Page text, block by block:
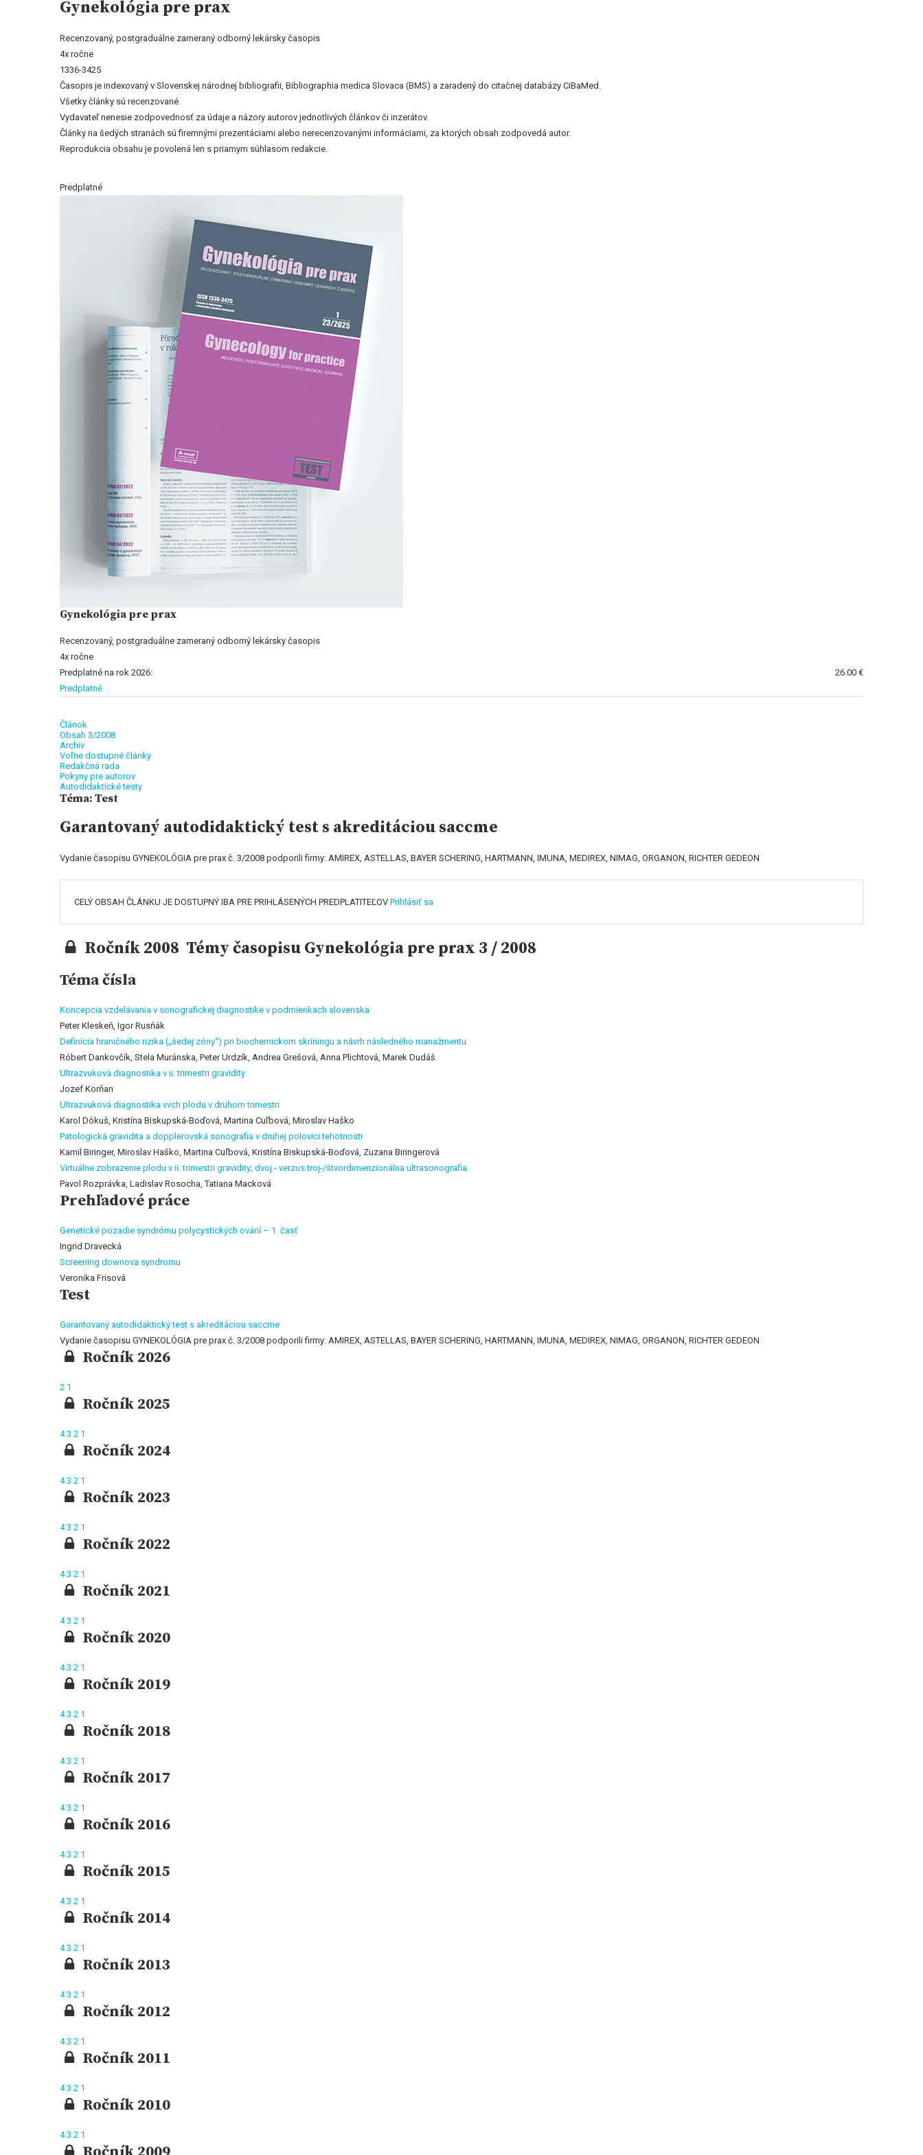
Gynekológia pre prax
Recenzovaný, postgraduálne zameraný odborný lekársky časopis
4x ročne
1336-3425
Časopis je indexovaný v Slovenskej národnej bibliografii, Bibliographia medica Slovaca (BMS) a zaradený do citačnej databázy CiBaMed.
Všetky články sú recenzované.
Vydavateľ nenesie zodpovednosť za údaje a názory autorov jednotlivých článkov či inzerátov.
Články na šedých stranách sú firemnými prezentáciami alebo nerecenzovanými informáciami, za ktorých obsah zodpovedá autor.
Reprodukcia obsahu je povolená len s priamym súhlasom redakcie.
Predplatné
Gynekológia pre prax
Recenzovaný, postgraduálne zameraný odborný lekársky časopis
4x ročne
Predplatné na rok 2026:
26.00 €
Predplatné
Článok
Obsah 3/2008
Archív
Voľne dostupné články
Redakčná rada
Pokyny pre autorov
Autodidaktické testy
Téma: Test
Garantovaný autodidaktický test s akreditáciou saccme
Vydanie časopisu GYNEKOLÓGIA pre prax č. 3/2008 podporili firmy: AMIREX, ASTELLAS, BAYER SCHERING, HARTMANN, IMUNA, MEDIREX, NIMAG, ORGANON, RICHTER GEDEON
CELÝ OBSAH ČLÁNKU JE DOSTUPNÝ IBA PRE PRIHLÁSENÝCH PREDPLATITEĽOV Prihlásiť sa
Ročník 2008 Témy časopisu Gynekológia pre prax 3 / 2008
Téma čísla
Koncepcia vzdelávania v sonografickej diagnostike v podmienkach slovenska
Peter Kleskeň, Igor Rusňák
Definícia hraničného rizika („šedej zóny“) pri biochemickom skríningu a návrh následného manažmentu
Róbert Dankovčík, Stela Muránska, Peter Urdzík, Andrea Grešová, Anna Plichtová, Marek Dudáš
Ultrazvuková diagnostika v ii. trimestri gravidity
Jozef Korňan
Ultrazvuková diagnostika vvch plodu v druhom trimestri
Karol Dókuš, Kristína Biskupská-Boďová, Martina Cuľbová, Miroslav Haško
Patologická gravidita a dopplerovská sonografia v druhej polovici tehotnosti
Kamil Biringer, Miroslav Haško, Martina Cuľbová, Kristína Biskupská-Boďová, Zuzana Biringerová
Virtuálne zobrazenie plodu v ii. trimestri gravidity; dvoj - verzus troj-/štvordimenzionálna ultrasonografia
Pavol Rozprávka, Ladislav Rosocha, Tatiana Macková
Prehľadové práce
Genetické pozadie syndrómu polycystických ovárií – 1. časť
Ingrid Dravecká
Screening downova syndromu
Veronika Frisová
Test
Garantovaný autodidaktický test s akreditáciou saccme
Vydanie časopisu GYNEKOLÓGIA pre prax č. 3/2008 podporili firmy: AMIREX, ASTELLAS, BAYER SCHERING, HARTMANN, IMUNA, MEDIREX, NIMAG, ORGANON, RICHTER GEDEON
Ročník 2026
2 1
Ročník 2025
43 2 1
Ročník 2024
43 2 1
Ročník 2023
43 2 1
Ročník 2022
43 2 1
Ročník 2021
43 2 1
Ročník 2020
43 2 1
Ročník 2019
43 2 1
Ročník 2018
43 2 1
Ročník 2017
43 2 1
Ročník 2016
43 2 1
Ročník 2015
43 2 1
Ročník 2014
43 2 1
Ročník 2013
43 2 1
Ročník 2012
43 2 1
Ročník 2011
43 2 1
Ročník 2010
43 2 1